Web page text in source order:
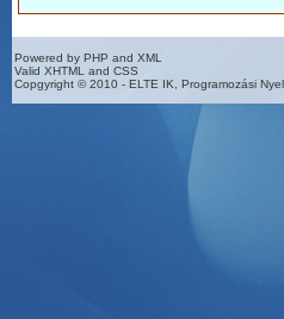
Powered by PHP and XML
Valid XHTML and CSS
Copgyright © 2010 - ELTE IK, Programozási